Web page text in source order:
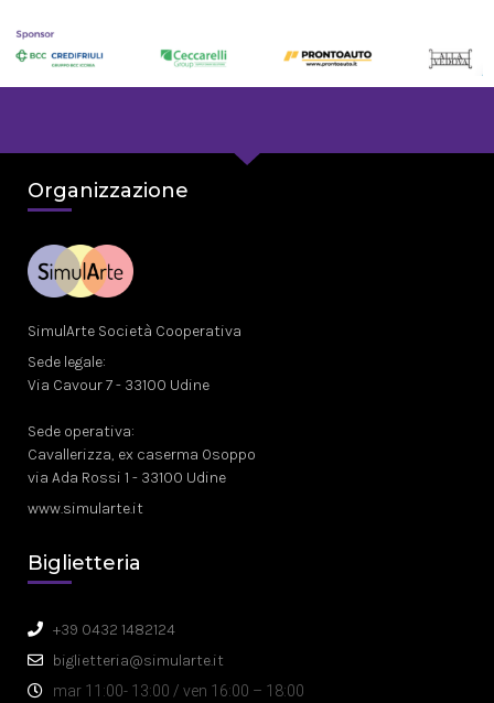
Organizzazione
SimulArte Società Cooperativa
Sede legale:
Via Cavour 7 - 33100 Udine
Sede operativa:
Cavallerizza, ex caserma Osoppo
via Ada Rossi 1 - 33100 Udine
www.simularte.it
Biglietteria
+39 0432 1482124
biglietteria@simularte.it
mar 11:00- 13:00 / ven 16:00 – 18:00